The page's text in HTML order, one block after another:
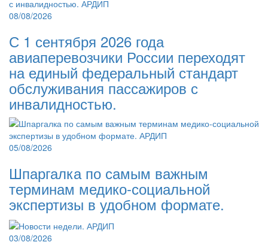
08/08/2026
С 1 сентября 2026 года
авиаперевозчики России переходят
на единый федеральный стандарт
обслуживания пассажиров с
инвалидностью.
05/08/2026
Шпаргалка по самым важным
терминам медико-социальной
экспертизы в удобном формате.
03/08/2026